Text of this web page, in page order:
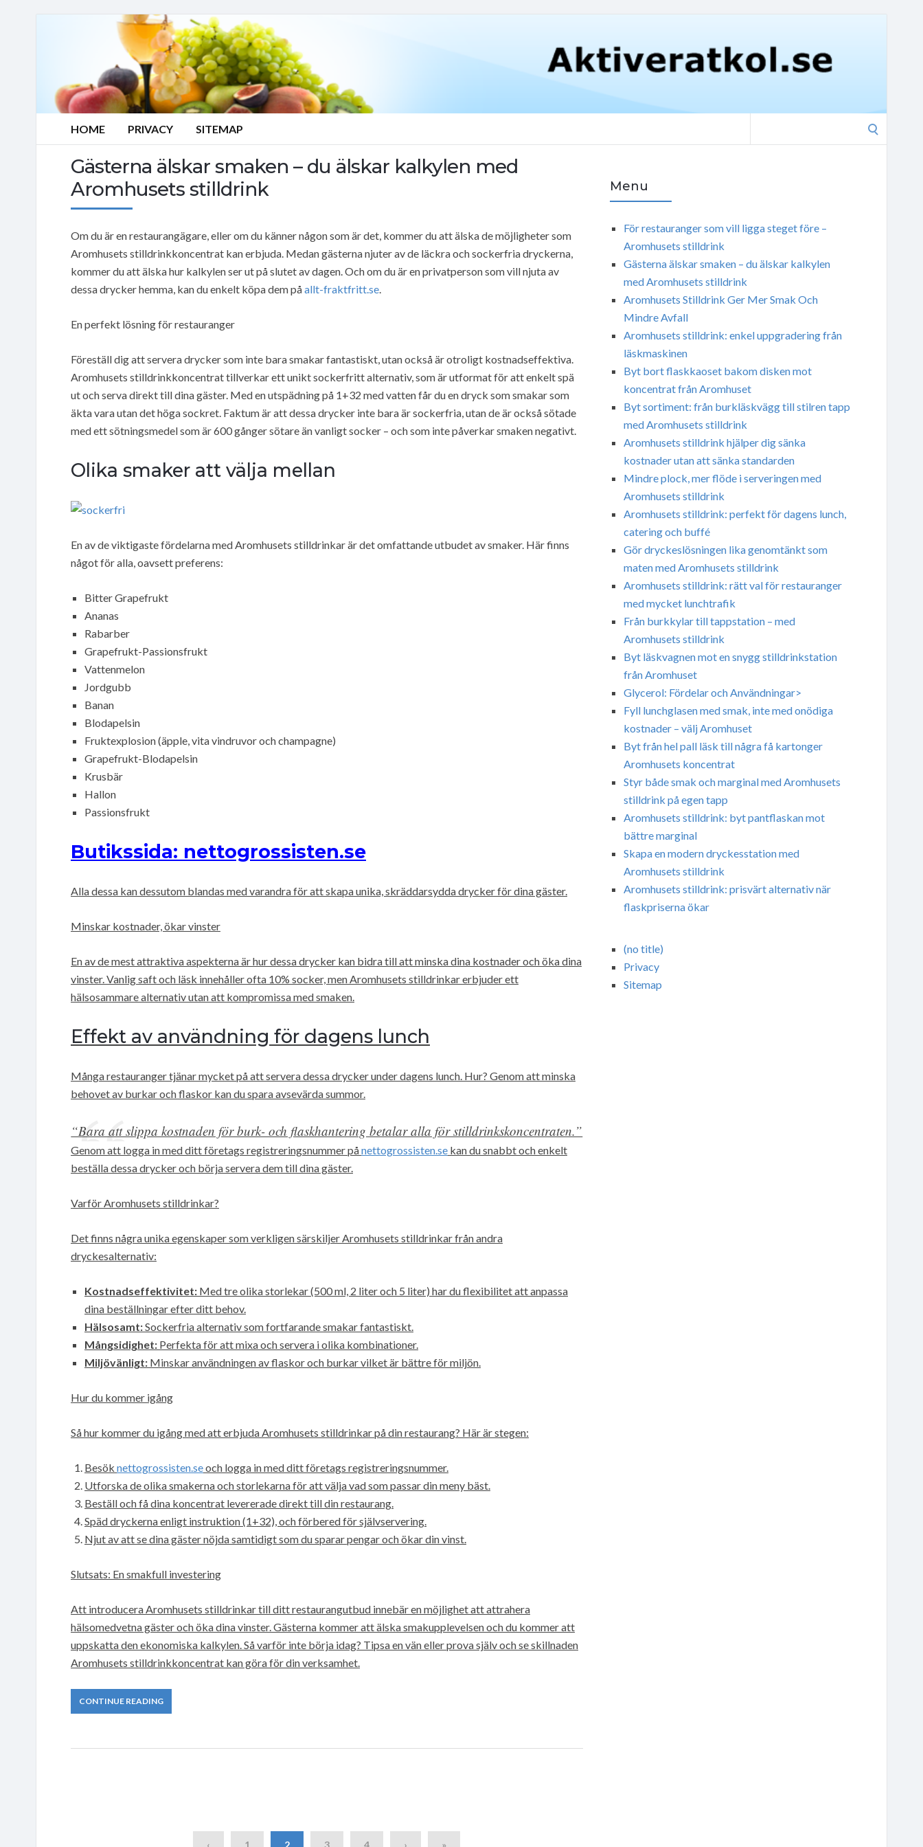
HOME PRIVACY SITEMAP
Gästerna älskar smaken – du älskar kalkylen med
Aromhusets stilldrink
Om du är en restaurangägare, eller om du känner någon som är det, kommer du att älska de möjligheter som
Aromhusets stilldrinkkoncentrat kan erbjuda. Medan gästerna njuter av de läckra och sockerfria dryckerna,
kommer du att älska hur kalkylen ser ut på slutet av dagen. Och om du är en privatperson som vill njuta av
dessa drycker hemma, kan du enkelt köpa dem påallt-fraktfritt.se.
En perfekt lösning för restauranger
Föreställ dig att servera drycker som inte bara smakar fantastiskt, utan också är otroligt kostnadseffektiva.
Aromhusets stilldrinkkoncentrat tillverkar ett unikt sockerfritt alternativ, som är utformat för att enkelt spä
ut och serva direkt till dina gäster. Med en utspädning på 1+32 med vatten får du en dryck som smakar som
äkta vara utan det höga sockret. Faktum är att dessa drycker inte bara är sockerfria, utan de är också sötade
med ett sötningsmedel som är 600 gånger sötare än vanligt socker – och som inte påverkar smaken negativt.
Olika smaker att välja mellan
En av de viktigaste fördelarna med Aromhusets stilldrinkar är det omfattande utbudet av smaker. Här finns
något för alla, oavsett preferens:
Bitter Grapefrukt
Ananas
Rabarber
Grapefrukt-Passionsfrukt
Vattenmelon
Jordgubb
Banan
Blodapelsin
Fruktexplosion (äpple, vita vindruvor och champagne)
Grapefrukt-Blodapelsin
Krusbär
Hallon
Passionsfrukt
Butikssida: nettogrossisten.se
Alla dessa kan dessutom blandas med varandra för att skapa unika, skräddarsydda drycker för dina gäster.
Minskar kostnader, ökar vinster
En av de mest attraktiva aspekterna är hur dessa drycker kan bidra till att minska dina kostnader och öka dina
vinster. Vanlig saft och läsk innehåller ofta 10% socker, men Aromhusets stilldrinkar erbjuder ett
hälsosammare alternativ utan att kompromissa med smaken.
Effekt av användning för dagens lunch
Många restauranger tjänar mycket på att servera dessa drycker under dagens lunch. Hur? Genom att minska
behovet av burkar och flaskor kan du spara avsevärda summor.
“Bara att slippa kostnaden för burk- och flaskhantering betalar alla för stilldrinkskoncentraten.”
Genom att logga in med ditt företags registreringsnummer pånettogrossisten.se kan du snabbt och enkelt
beställa dessa drycker och börja servera dem till dina gäster.
Varför Aromhusets stilldrinkar?
Det finns några unika egenskaper som verkligen särskiljer Aromhusets stilldrinkar från andra
dryckesalternativ:
Kostnadseffektivitet: Med tre olika storlekar (500 ml, 2 liter och 5 liter) har du flexibilitet att anpassa
dina beställningar efter ditt behov.
Hälsosamt:Sockerfria alternativ som fortfarande smakar fantastiskt.
Mångsidighet: Perfekta för att mixa och servera i olika kombinationer.
Miljövänligt: Minskar användningen av flaskor och burkar vilket är bättre för miljön.
Hur du kommer igång
Så hur kommer du igång med att erbjuda Aromhusets stilldrinkar på din restaurang? Här är stegen:
Besök nettogrossisten.seoch logga in med ditt företags registreringsnummer.
Utforska de olika smakerna och storlekarna för att välja vad som passar din meny bäst.
Beställ och få dina koncentrat levererade direkt till din restaurang.
Späd dryckerna enligt instruktion (1+32), och förbered för självservering.
Njut av att se dina gäster nöjda samtidigt som du sparar pengar och ökar din vinst.
Slutsats: En smakfull investering
Att introducera Aromhusets stilldrinkar till ditt restaurangutbud innebär en möjlighet att attrahera
hälsomedvetna gäster och öka dina vinster. Gästerna kommer att älska smakupplevelsen och du kommer att
uppskatta den ekonomiska kalkylen. Så varför inte börja idag? Tipsa en vän eller prova själv och se skillnaden
Aromhusets stilldrinkkoncentrat kan göra för din verksamhet.
CONTINUE READING
‹ 1 2 3 4 › »
Menu
För restauranger som vill ligga steget före –
Aromhusets stilldrink
Gästerna älskar smaken – du älskar kalkylen
med Aromhusets stilldrink
Aromhusets Stilldrink Ger Mer Smak Och
Mindre Avfall
Aromhusets stilldrink: enkel uppgradering från
läskmaskinen
Byt bort flaskkaoset bakom disken mot
koncentrat från Aromhuset
Byt sortiment: från burkläskvägg till stilren tapp
med Aromhusets stilldrink
Aromhusets stilldrink hjälper dig sänka
kostnader utan att sänka standarden
Mindre plock, mer flöde i serveringen med
Aromhusets stilldrink
Aromhusets stilldrink: perfekt för dagens lunch,
catering och buffé
Gör dryckeslösningen lika genomtänkt som
maten med Aromhusets stilldrink
Aromhusets stilldrink: rätt val för restauranger
med mycket lunchtrafik
Från burkkylar till tappstation – med
Aromhusets stilldrink
Byt läskvagnen mot en snygg stilldrinkstation
från Aromhuset
Glycerol: Fördelar och Användningar>
Fyll lunchglasen med smak, inte med onödiga
kostnader – välj Aromhuset
Byt från hel pall läsk till några få kartonger
Aromhusets koncentrat
Styr både smak och marginal med Aromhusets
stilldrink på egen tapp
Aromhusets stilldrink: byt pantflaskan mot
bättre marginal
Skapa en modern dryckesstation med
Aromhusets stilldrink
Aromhusets stilldrink: prisvärt alternativ när
flaskpriserna ökar
(no title)
Privacy
Sitemap